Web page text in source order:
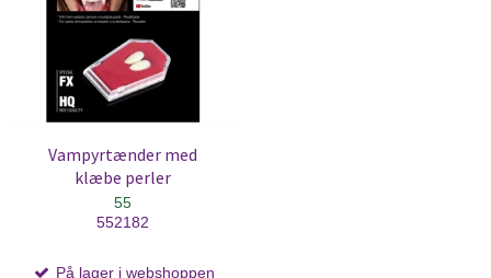
Vampyrtænder med
klæbe perler
55
552182
På lager i webshoppen